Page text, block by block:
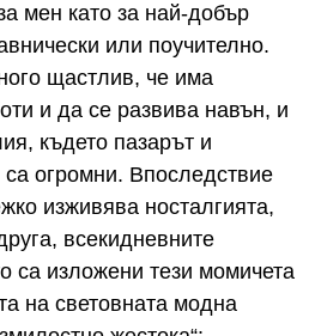
мен като за най-добър
или поучително.
щастлив, че има
и да се развива навън, и
където пазарът и
огромни. Впоследствие
изживява носталгията,
всекидневните
са изложени тези момичета
на световната модна